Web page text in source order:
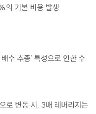
의 기본 비용 발생
수 추종' 특성으로 인한 수
변동 시, 3배 레버리지는